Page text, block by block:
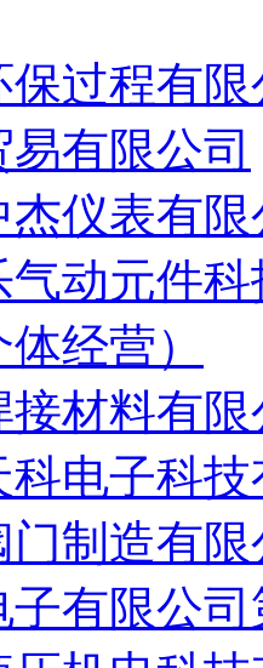
保过程有
易有限公司
杰仪表有限
气动元件
经营）
接材料有
科电子科
门制造有
有限公